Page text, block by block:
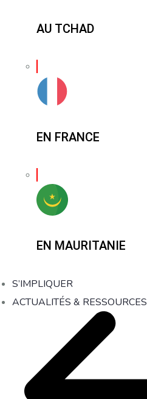
AU TCHAD
EN FRANCE
EN MAURITANIE
S’IMPLIQUER
ACTUALITÉS & RESSOURCES